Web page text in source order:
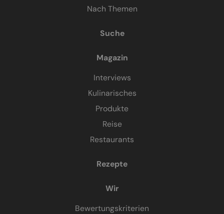
Nach Themen
Suche
Magazin
Interviews
Kulinarisches
Produkte
Reise
Restaurants
Rezepte
Wir
Bewertungskriterien